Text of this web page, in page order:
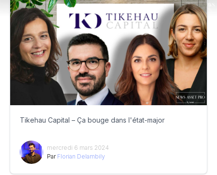
Tikehau Capital – Ça bouge dans l'état-major
mercredi 6 mars 2024
Par Florian Delambily